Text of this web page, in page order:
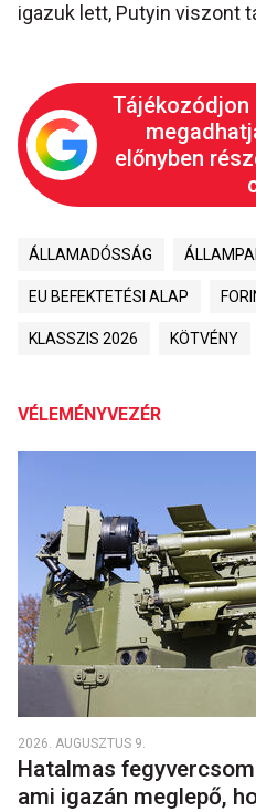
igazuk lett, Putyin viszont
előnyben
ÁLLAMADÓSSÁG
EU BEFEKTETÉSI ALAP
KLASSZIS 2026 KÖTVÉNY
VÉLEMÉNYVEZÉR
2026. AUGUSZTUS 9.
Hatalmas
ami igazán meglepő,